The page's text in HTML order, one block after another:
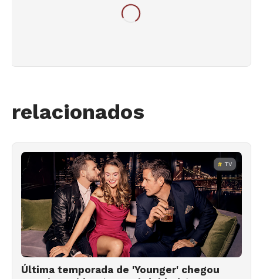
relacionados
TV
Última temporada de 'Younger' chegou